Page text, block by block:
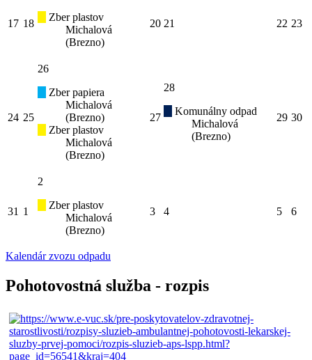
17 18
Zber plastov
Michalová
(Brezno)
20 21 22 23
24 25
26
Zber papiera
Michalová
(Brezno)
Zber plastov
Michalová
(Brezno)
27
28
Komunálny odpad
Michalová
(Brezno)
29 30
31 1
2
Zber plastov
Michalová
(Brezno)
3 4 5 6
Kalendár zvozu odpadu
Pohotovostná služba - rozpis